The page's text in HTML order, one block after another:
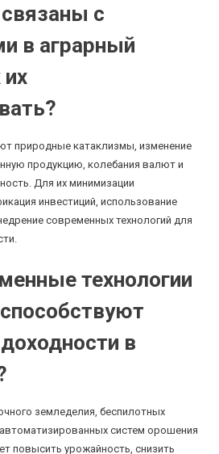
с
в аграрный
их
природные катаклизмы, изменение
продукцию, колебания валют и
Для их минимизации
инвестиций, использование
современных технологий для
технологии
в
земледелия, беспилотных
систем орошения
повысить урожайность, снизить